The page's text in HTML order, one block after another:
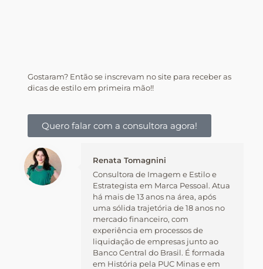
Gostaram? Então se inscrevam no site para receber as
dicas de estilo em primeira mão!!
Quero falar com a consultora agora!
Renata Tomagnini
Consultora de Imagem e Estilo e
Estrategista em Marca Pessoal. Atua
há mais de 13 anos na área, após
uma sólida trajetória de 18 anos no
mercado financeiro, com
experiência em processos de
liquidação de empresas junto ao
Banco Central do Brasil. É formada
em História pela PUC Minas e em